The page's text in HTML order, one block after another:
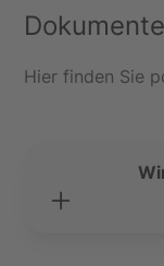
Hier finden Sie